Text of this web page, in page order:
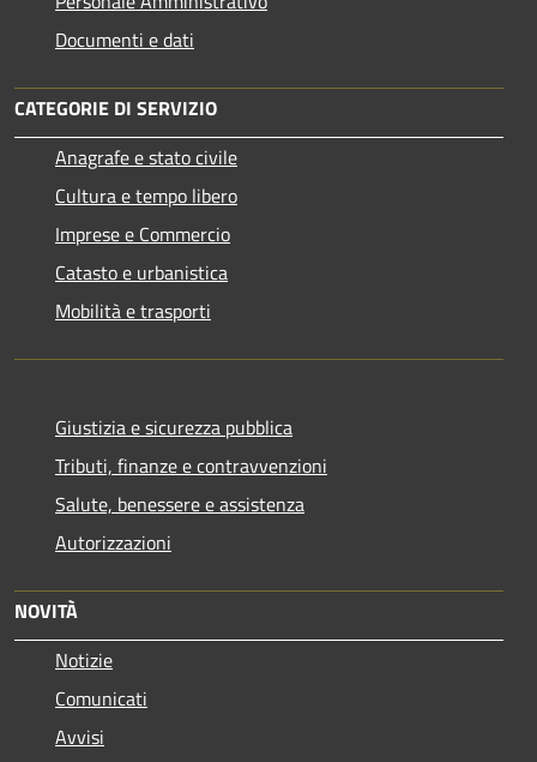
Documenti e dati
CATEGORIE DI SERVIZIO
Anagrafe e stato civile
Cultura e tempo libero
Imprese e Commercio
Catasto e urbanistica
Mobilità e trasporti
Giustizia e sicurezza pubblica
Tributi, finanze e contravvenzioni
Salute, benessere e assistenza
Autorizzazioni
NOVITÀ
Notizie
Comunicati
Avvisi